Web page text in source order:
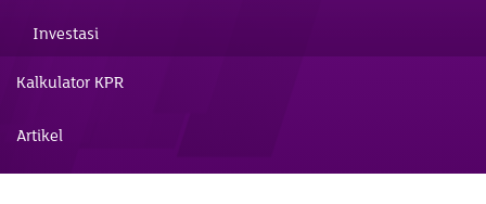
Investasi
Kalkulator KPR
Artikel